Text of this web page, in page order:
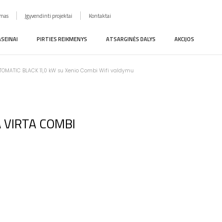
Įgyvendinti projektai Kontaktai
PIRTIES REIKMENYS ATSARGINĖS DALYS AKCIJOS
BLACK 11,0 kW su Xenio Combi Wifi valdymu
COMBI